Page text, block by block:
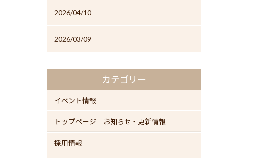
2026/04/10
2026/03/09
カテゴリー
イベント情報
トップページ お知らせ・更新情報
採用情報